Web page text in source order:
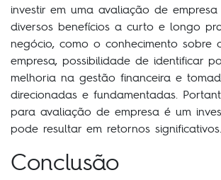
investir em uma avaliação de
diversos benefícios a curto e longo
negócio, como o conhecimento sobre
empresa, possibilidade de identificar
melhoria na gestão financeira e
direcionadas e fundamentadas.
para avaliação de empresa é um
pode resultar em retornos significativos.
Conclusão